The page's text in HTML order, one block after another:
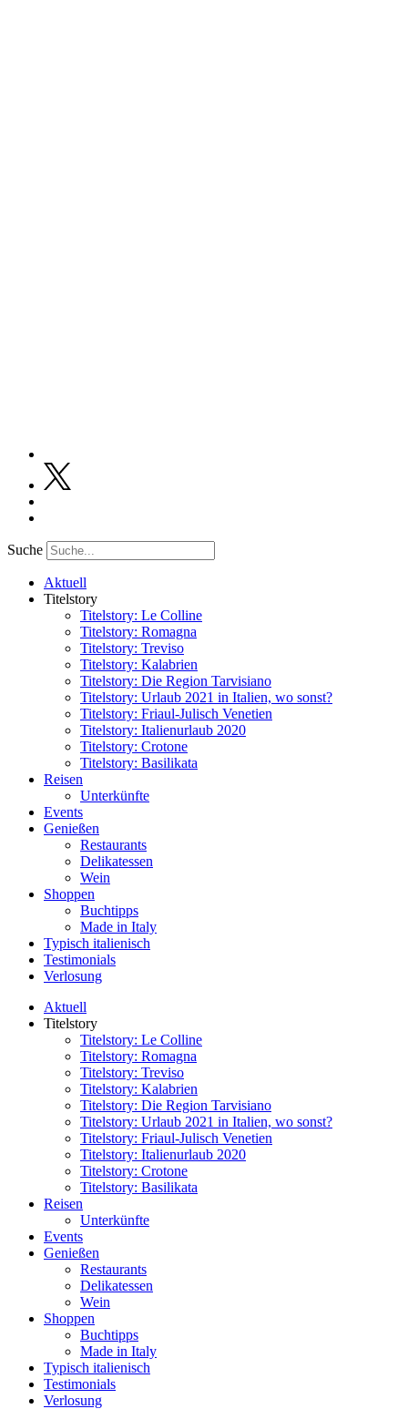
Suche
Aktuell
Titelstory
Titelstory: Le Colline
Titelstory: Romagna
Titelstory: Treviso
Titelstory: Kalabrien
Titelstory: Die Region Tarvisiano
Titelstory: Urlaub 2021 in Italien, wo sonst?
Titelstory: Friaul-Julisch Venetien
Titelstory: Italienurlaub 2020
Titelstory: Crotone
Titelstory: Basilikata
Reisen
Unterkünfte
Events
Genießen
Restaurants
Delikatessen
Wein
Shoppen
Buchtipps
Made in Italy
Typisch italienisch
Testimonials
Verlosung
Aktuell
Titelstory
Titelstory: Le Colline
Titelstory: Romagna
Titelstory: Treviso
Titelstory: Kalabrien
Titelstory: Die Region Tarvisiano
Titelstory: Urlaub 2021 in Italien, wo sonst?
Titelstory: Friaul-Julisch Venetien
Titelstory: Italienurlaub 2020
Titelstory: Crotone
Titelstory: Basilikata
Reisen
Unterkünfte
Events
Genießen
Restaurants
Delikatessen
Wein
Shoppen
Buchtipps
Made in Italy
Typisch italienisch
Testimonials
Verlosung